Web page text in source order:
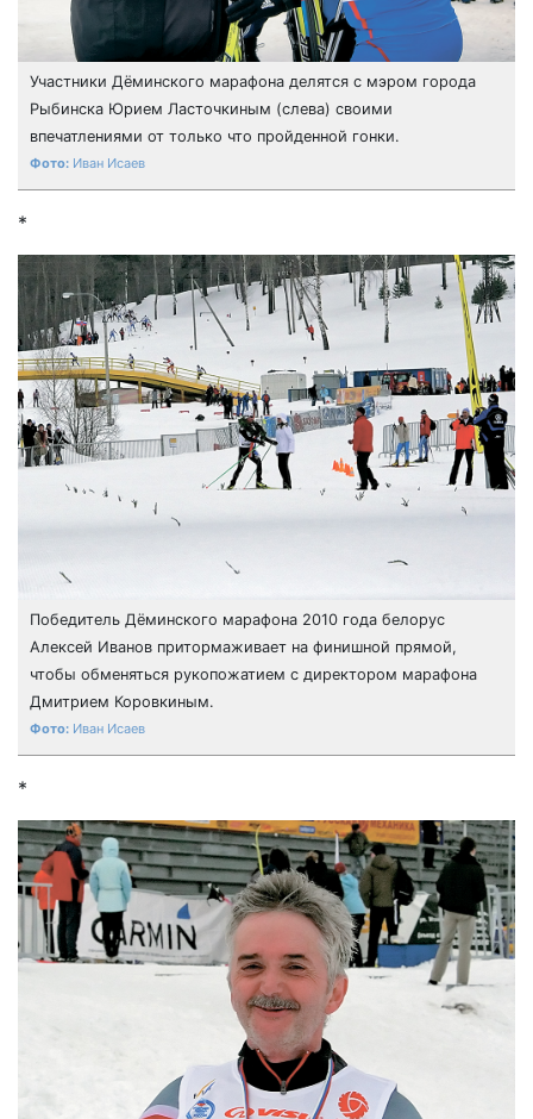
Участники Дёминского марафона делятся с мэром города
Рыбинска Юрием Ласточкиным (слева) своими
впечатлениями от только что пройденной гонки.
Иван Исаев
*
Победитель Дёминского марафона 2010 года белорус
Алексей Иванов притормаживает на финишной прямой,
чтобы обменяться рукопожатием с директором марафона
Дмитрием Коровкиным.
Иван Исаев
*